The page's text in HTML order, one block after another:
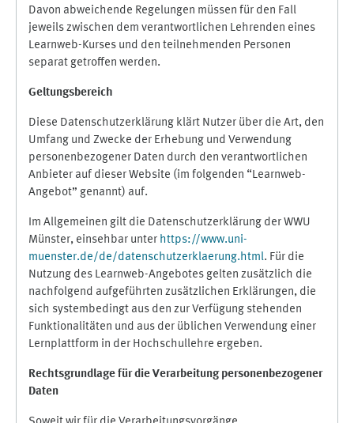
Davon abweichende Regelungen müssen für den Fall
jeweils zwischen dem verantwortlichen Lehrenden eines
Learnweb-Kurses und den teilnehmenden Personen
separat getroffen werden.
Geltungsbereich
Diese Datenschutzerklärung klärt Nutzer über die Art, den
Umfang und Zwecke der Erhebung und Verwendung
personenbezogener Daten durch den verantwortlichen
Anbieter auf dieser Website (im folgenden “Learnweb-
Angebot” genannt) auf.
Im Allgemeinen gilt die Datenschutzerklärung der WWU
Münster, einsehbar unter https://www.uni-
muenster.de/de/datenschutzerklaerung.html. Für die
Nutzung des Learnweb-Angebotes gelten zusätzlich die
nachfolgend aufgeführten zusätzlichen Erklärungen, die
sich systembedingt aus den zur Verfügung stehenden
Funktionalitäten und aus der üblichen Verwendung einer
Lernplattform in der Hochschullehre ergeben.
Rechtsgrundlage für die Verarbeitung personenbezogener
Daten